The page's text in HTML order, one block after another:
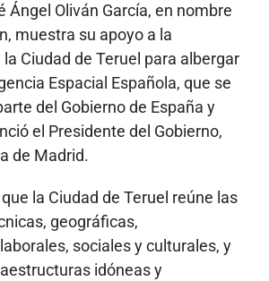
Ángel Oliván García, en nombre
muestra su apoyo a la
la Ciudad de Teruel para albergar
Espacial Española, que se
del Gobierno de España y
el Presidente del Gobierno,
de Madrid.
la Ciudad de Teruel reúne las
geográficas,
sociales y culturales, y
idóneas y